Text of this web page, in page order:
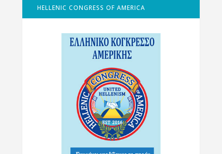
HELLENIC CONGRESS OF AMERICA